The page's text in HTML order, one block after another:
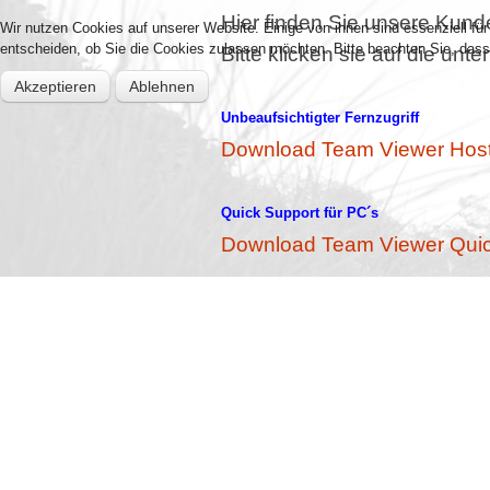
Hier finden Sie unsere
Bitte klicken sie auf die
Unbeaufsichtigter Fernzugriff
Download Team Viewer
Quick Support für PC´s
Download Team Viewer
Wir nutzen Cookies auf unserer Website. Einige von ihnen sind essenziell
entscheiden, ob Sie die Cookies zulassen möchten. Bitte beachten Sie,
Akzeptieren Ablehnen